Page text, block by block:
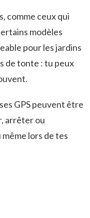
comme ceux qui
modèles
pour les jardins
de tonte : tu peux
GPS peuvent être
arrêter ou
lors de tes